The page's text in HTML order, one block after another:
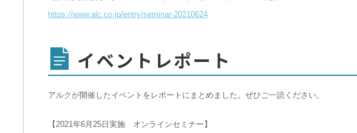
https://www.alc.co.jp/entry/seminar-20210624
アルクが開催したイベントをレポートにまとめました。ぜひご一読ください。
【2021年6月25日実施 オンラインセミナー】